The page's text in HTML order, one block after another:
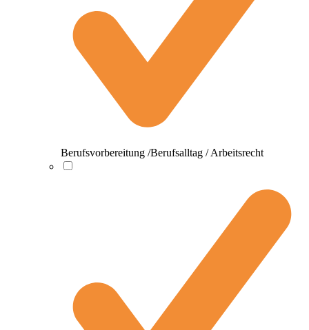
Berufsvorbereitung /Berufsalltag / Arbeitsrecht